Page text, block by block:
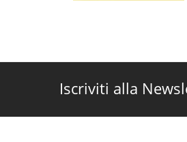
Iscriviti alla